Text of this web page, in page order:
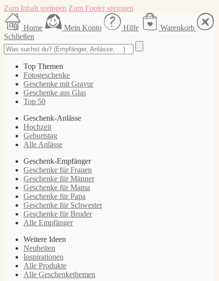
Zum Inhalt springen Zum Footer springen
Home Mein Konto Hilfe
Warenkorb
Schließen
Top Themen
Fotogeschenke
Geschenke mit Gravur
Geschenke aus Glas
Top 50
Geschenk-Anlässe
Hochzeit
Geburtstag
Alle Anlässe
Geschenk-Empfänger
Geschenke für Frauen
Geschenke für Männer
Geschenke für Mama
Geschenke für Papa
Geschenke für Schwester
Geschenke für Bruder
Alle Empfänger
Weitere Ideen
Neuheiten
Inspirationen
Alle Produkte
Alle Geschenkethemen